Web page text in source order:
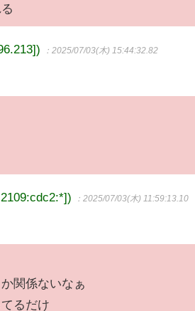
：2025/07/03(木) 15:44:32.82
：2025/07/03(木) 11:59:13.10
関係ないなぁ
るだけ